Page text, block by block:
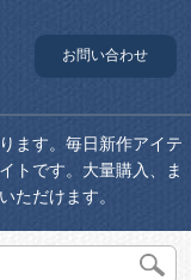
お問い合わせ
ます。毎日新作アイテ
トです。大量購入、ま
ただけます。